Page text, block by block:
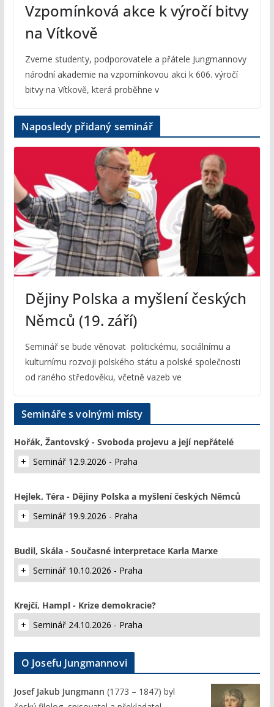
Vzpomínková akce k výročí bitvy
na Vítkově
Zveme studenty, podporovatele a přátele Jungmannovy
národní akademie na vzpomínkovou akci k 606. výročí
bitvy na Vítkově, která proběhne v
Naposledy přidaný seminář
Dějiny Polska a myšlení českých
Němců (19. září)
Seminář se bude věnovat politickému, sociálnímu a
kulturnímu rozvoji polského státu a polské společnosti
od raného středověku, včetně vazeb ve
Semináře s volnými místy
Hořák, Žantovský - Svoboda projevu a její nepřátelé
Seminář 12.9.2026 - Praha
Hejlek, Téra - Dějiny Polska a myšlení českých Němců
Seminář 19.9.2026 - Praha
Budil, Skála - Současné interpretace Karla Marxe
Seminář 10.10.2026 - Praha
Krejčí, Hampl - Krize demokracie?
Seminář 24.10.2026 - Praha
O Josefu Jungmannovi
Josef Jakub Jungmann (1773 – 1847) byl